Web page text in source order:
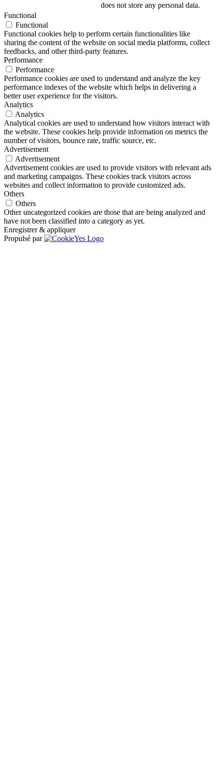
does not store any personal data.
Functional
Functional
Functional cookies help to perform certain functionalities like
sharing the content of the website on social media platforms, collect
feedbacks, and other third-party features.
Performance
Performance
Performance cookies are used to understand and analyze the key
performance indexes of the website which helps in delivering a
better user experience for the visitors.
Analytics
Analytics
Analytical cookies are used to understand how visitors interact with
the website. These cookies help provide information on metrics the
number of visitors, bounce rate, traffic source, etc.
Advertisement
Advertisement
Advertisement cookies are used to provide visitors with relevant ads
and marketing campaigns. These cookies track visitors across
websites and collect information to provide customized ads.
Others
Others
Other uncategorized cookies are those that are being analyzed and
have not been classified into a category as yet.
Enregistrer & appliquer
Propulsé par